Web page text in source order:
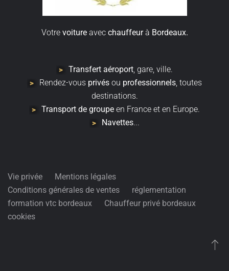
Votre voitureavec chauffeurà Bordeaux.
Transfert aéroport, gare, ville.
Rendez-vous privés ou professionnels, toutes
destinations.
Transport de groupe en France et en Europe.
Navettes...
Vie privée
Mentions légales
Conditions générales de ventes
réglementation
formation vtc bordeaux
Chauffeur privé bordeaux
cookies